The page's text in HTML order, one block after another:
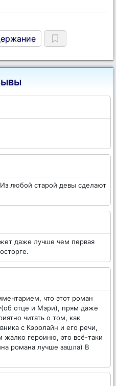
любой старой девы сделают
даже лучше чем первая
что этот роман
отце и Мэри), прям даже
читать о том, как
с Кэролайн и его речи,
героиню, это всё-таки
романа лучше зашла) В